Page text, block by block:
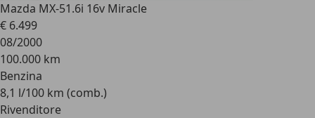
Mazda MX-51.6i 16v Miracle
€ 6.499
08/2000
100.000 km
Benzina
8,1 l/100 km (comb.)
Rivenditore